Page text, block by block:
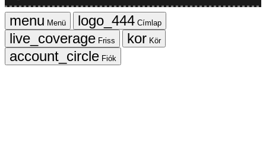
Menü
Címlap
Friss
Kör
Fiók